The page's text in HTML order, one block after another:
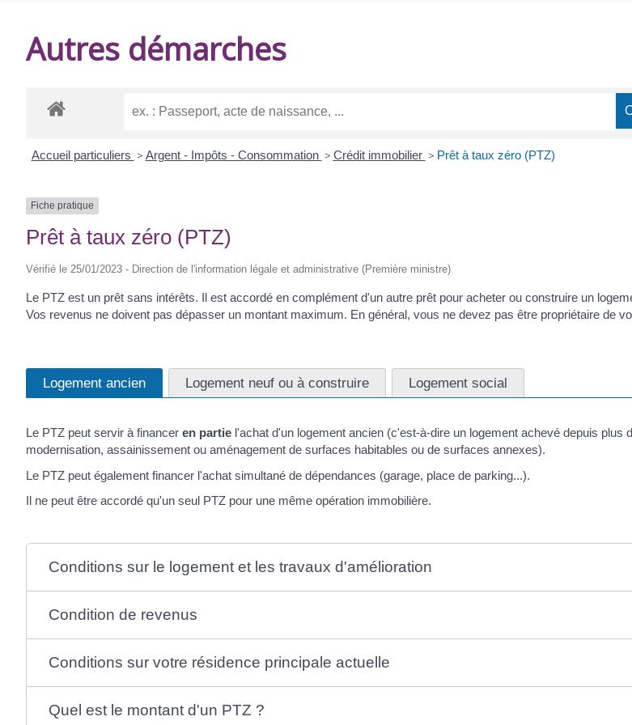
Autres démarches
Accueil particuliers > Argent - Impôts - Consommation > Crédit immobilier > Prêt à taux zéro (PTZ)
Fiche pratique
Prêt à taux zéro (PTZ)
Vérifié le 25/01/2023 - Direction de l'information légale et administrative (Première ministre)
Le PTZ est un prêt sans intérêts. Il est accordé en complément d'un autre prêt pour acheter ou construire un
Vos revenus ne doivent pas dépasser un montant maximum. En général, vous ne devez pas être propriétaire de
Logement ancien Logement neuf ou à construire Logement social
Le PTZ peut servir à financer en partie l'achat d'un logement ancien (c'est-à-dire un logement achevé depuis
modernisation, assainissement ou aménagement de surfaces habitables ou de surfaces annexes).
Le PTZ peut également financer l'achat simultané de dépendances (garage, place de parking...).
Il ne peut être accordé qu'un seul PTZ pour une même opération immobilière.
Conditions sur le logement et les travaux d'amélioration
Condition de revenus
Conditions sur votre résidence principale actuelle
Quel est le montant d'un PTZ ?